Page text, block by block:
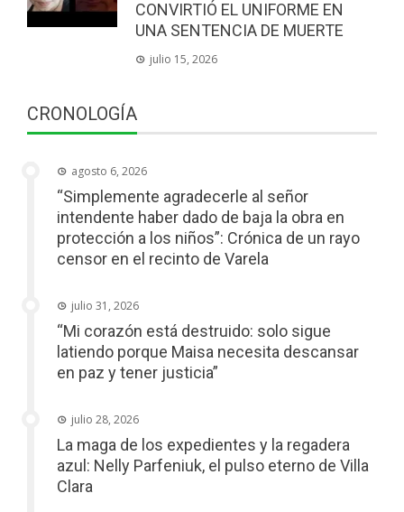
CONVIRTIÓ EL UNIFORME EN
UNA SENTENCIA DE MUERTE
julio 15, 2026
CRONOLOGÍA
agosto 6, 2026
“Simplemente agradecerle al señor
intendente haber dado de baja la obra en
protección a los niños”: Crónica de un rayo
censor en el recinto de Varela
julio 31, 2026
“Mi corazón está destruido: solo sigue
latiendo porque Maisa necesita descansar
en paz y tener justicia”
julio 28, 2026
La maga de los expedientes y la regadera
azul: Nelly Parfeniuk, el pulso eterno de Villa
Clara